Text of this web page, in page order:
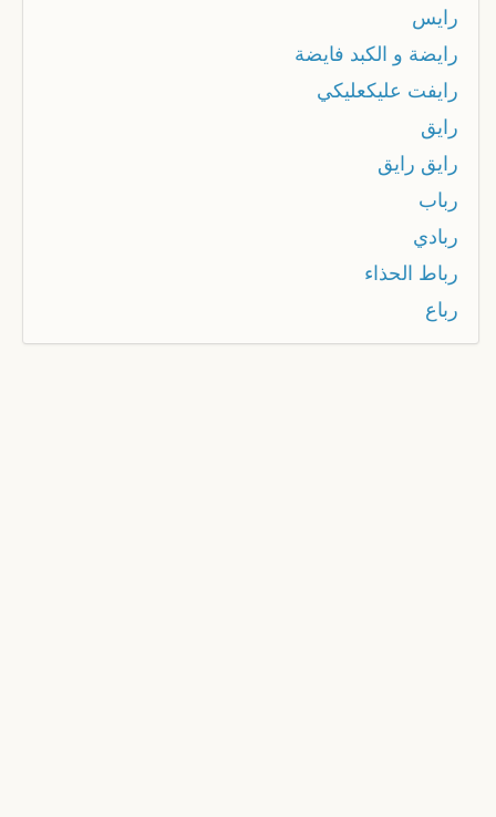
رايس
رايضة و الكبد فايضة
رايفت عليكعليكي
رايق
رايق رايق
رباب
ربادي
رباط الحذاء
رباع